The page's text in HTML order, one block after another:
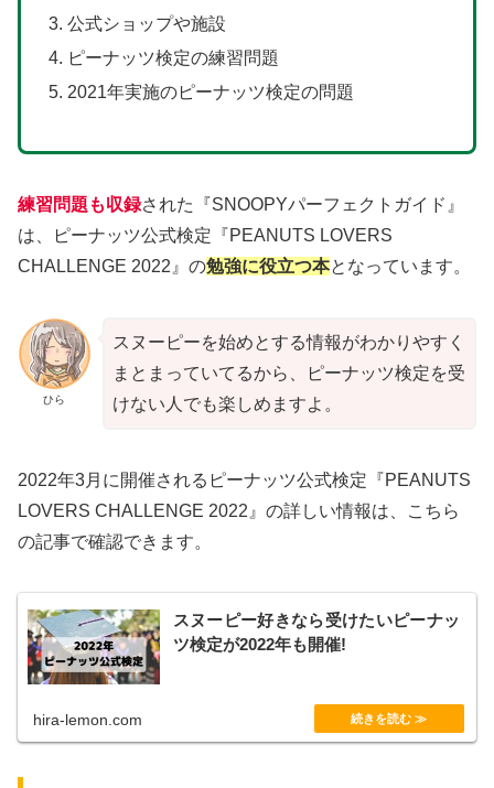
公式ショップや施設
ピーナッツ検定の練習問題
2021年実施のピーナッツ検定の問題
練習問題も収録された『SNOOPYパーフェクトガイド』
は、ピーナッツ公式検定『PEANUTS LOVERS
CHALLENGE 2022』の勉強に役立つ本となっています。
ひら
スヌーピーを始めとする情報がわかりやすく
まとまっていてるから、ピーナッツ検定を受
けない人でも楽しめますよ。
2022年3月に開催されるピーナッツ公式検定『PEANUTS
LOVERS CHALLENGE 2022』の詳しい情報は、こちら
の記事で確認できます。
スヌーピー好きなら受けたいピーナッ
ツ検定が2022年も開催!
hira-lemon.com